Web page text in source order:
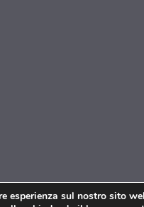
esperienza sul nostro sito